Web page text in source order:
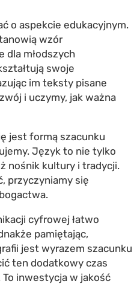
o aspekcie edukacyjnym.
wzór
dla młodszych
swoje
im teksty pisane
i uczymy, jak ważna
jest formą szacunku
Język to nie tylko
nośnik kultury i tradycji.
przyczyniamy się
cyfrowej łatwo
pamiętając,
jest wyrazem szacunku
ten dodatkowy czas
inwestycja w jakość